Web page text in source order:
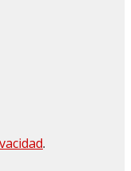
.